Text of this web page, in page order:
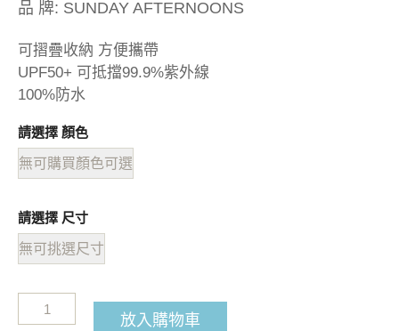
品 牌: SUNDAY AFTERNOONS
可摺疊收納 方便攜帶
UPF50+ 可抵擋99.9%紫外線
100%防水
請選擇 顏色
無可購買顏色可選
請選擇 尺寸
無可挑選尺寸
放入購物車